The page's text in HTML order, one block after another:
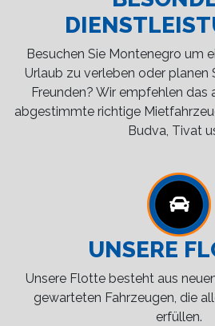
Besuchen Sie Montenegro um
Urlaub zu verleben oder planen
Freunden? Wir empfehlen das
abgestimmte richtige
Budva, Tivat
UNSERE
Unsere Flotte besteht aus
gewarteten Fahrzeugen, die
erfüllen.